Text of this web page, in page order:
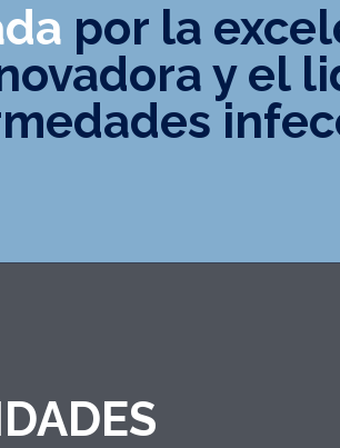
por la
y el